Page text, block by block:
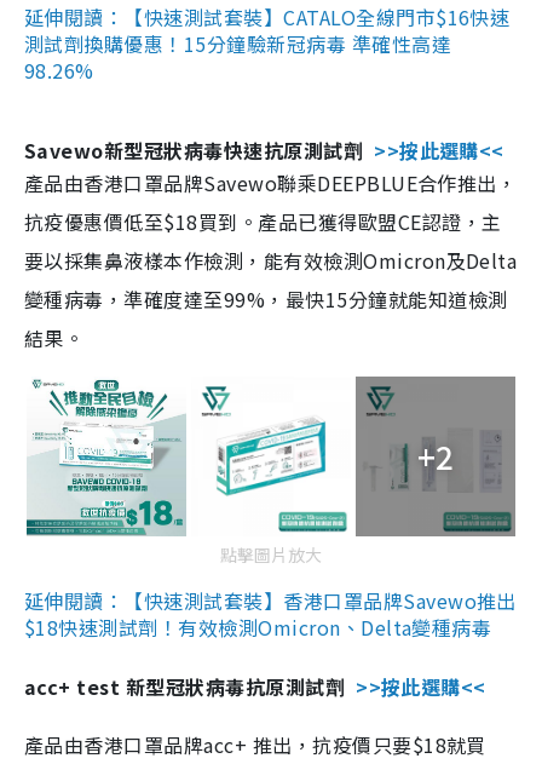
延伸閱讀：【快速測試套裝】CATALO全線門市$16快速
測試劑換購優惠！15分鐘驗新冠病毒 準確性高達
98.26%
Savewo新型冠狀病毒快速抗原測試劑 >>按此選購<<
產品由香港口罩品牌Savewo聯乘DEEPBLUE合作推出，
抗疫優惠價低至$18買到。產品已獲得歐盟CE認證，主
要以採集鼻液樣本作檢測，能有效檢測Omicron及Delta
變種病毒，準確度達至99%，最快15分鐘就能知道檢測
結果。
+2
點擊圖片放大
延伸閱讀：【快速測試套裝】香港口罩品牌Savewo推出
$18快速測試劑！有效檢測Omicron、Delta變種病毒
acc+ test 新型冠狀病毒抗原測試劑 >>按此選購<<
產品由香港口罩品牌acc+ 推出，抗疫價只要$18就買